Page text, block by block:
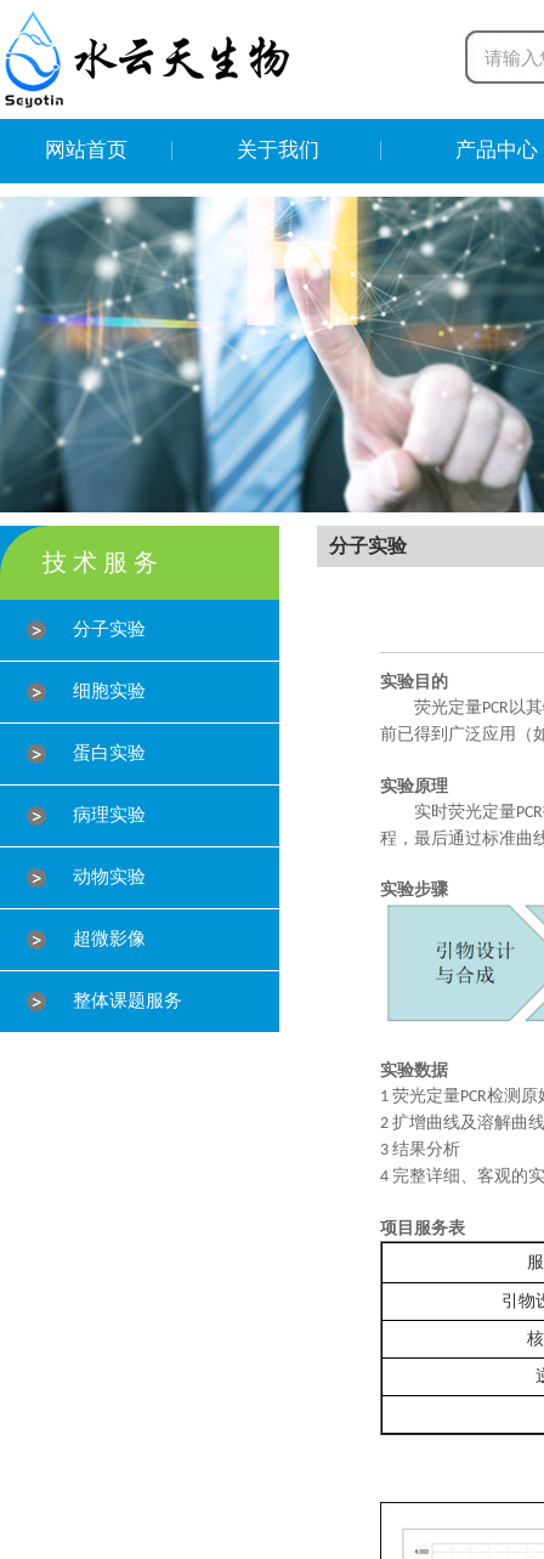
网站首页 关于我们 产品中心
技 术 服 务
分子实验
细胞实验
蛋白实验
病理实验
动物实验
超微影像
整体课题服务
分子实验
实验目的
荧光定量PCR 以
前已得到广泛应用（
实验原理
实时荧光定量PCR
程，最后通过标准曲
实验步骤
实验数据
1 荧光定量PCR检测原
2 扩增曲线及溶解曲线
3 结果分析
4 完整详细、客观的
项目服务表
引物